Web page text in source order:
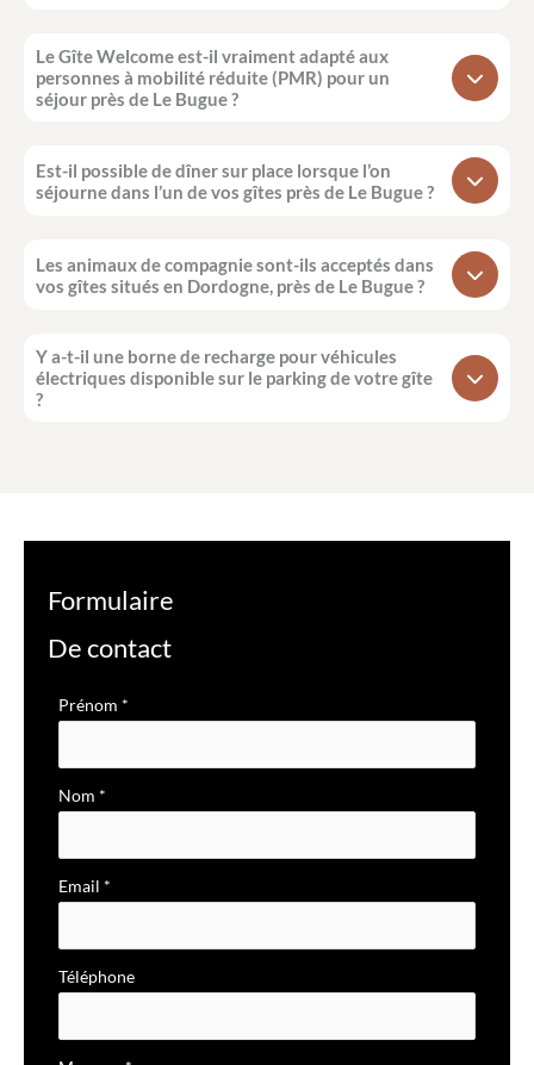
Le Gîte Welcome est-il vraiment adapté aux
personnes à mobilité réduite (PMR) pour un
séjour près de Le Bugue ?
Est-il possible de dîner sur place lorsque l’on
séjourne dans l’un de vos gîtes près de Le Bugue ?
Les animaux de compagnie sont-ils acceptés dans
vos gîtes situés en Dordogne, près de Le Bugue ?
Y a-t-il une borne de recharge pour véhicules
électriques disponible sur le parking de votre gîte
?
Formulaire
De contact
Formulaire
avec
téléphone
Prénom *
Nom *
Email *
Téléphone